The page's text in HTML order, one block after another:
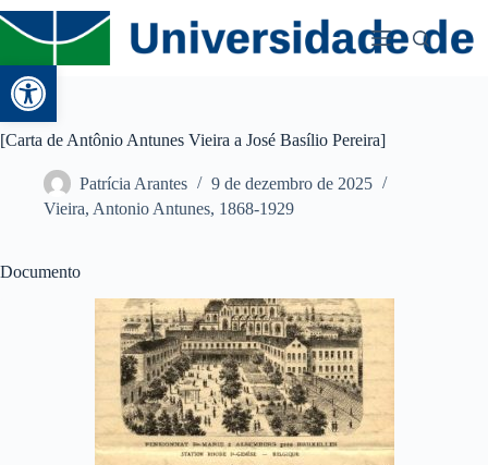
Abrir a barra de ferramentas
[Carta de Antônio Antunes Vieira a José Basílio Pereira]
Patrícia Arantes
9 de dezembro de 2025
Vieira, Antonio Antunes, 1868-1929
Documento